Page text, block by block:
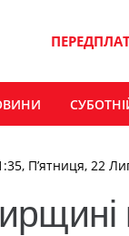
П’ятниця, 22